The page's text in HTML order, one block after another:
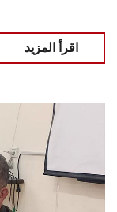
اقرأ المزيد